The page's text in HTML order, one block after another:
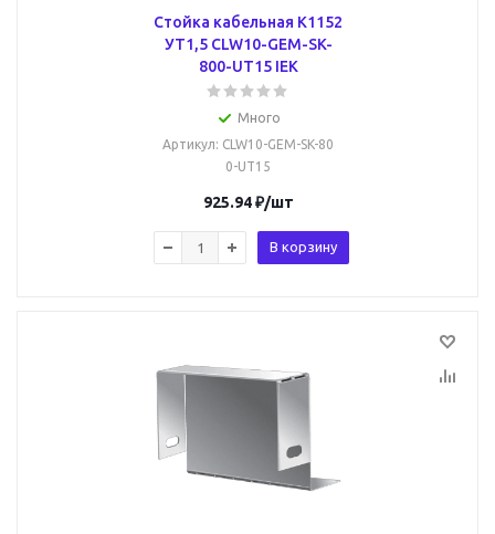
Стойка кабельная К1152
УТ1,5 CLW10-GEM-SK-
800-UT15 IEK
Много
Артикул: CLW10-GEM-SK-80
0-UT15
925.94₽/шт
В корзину